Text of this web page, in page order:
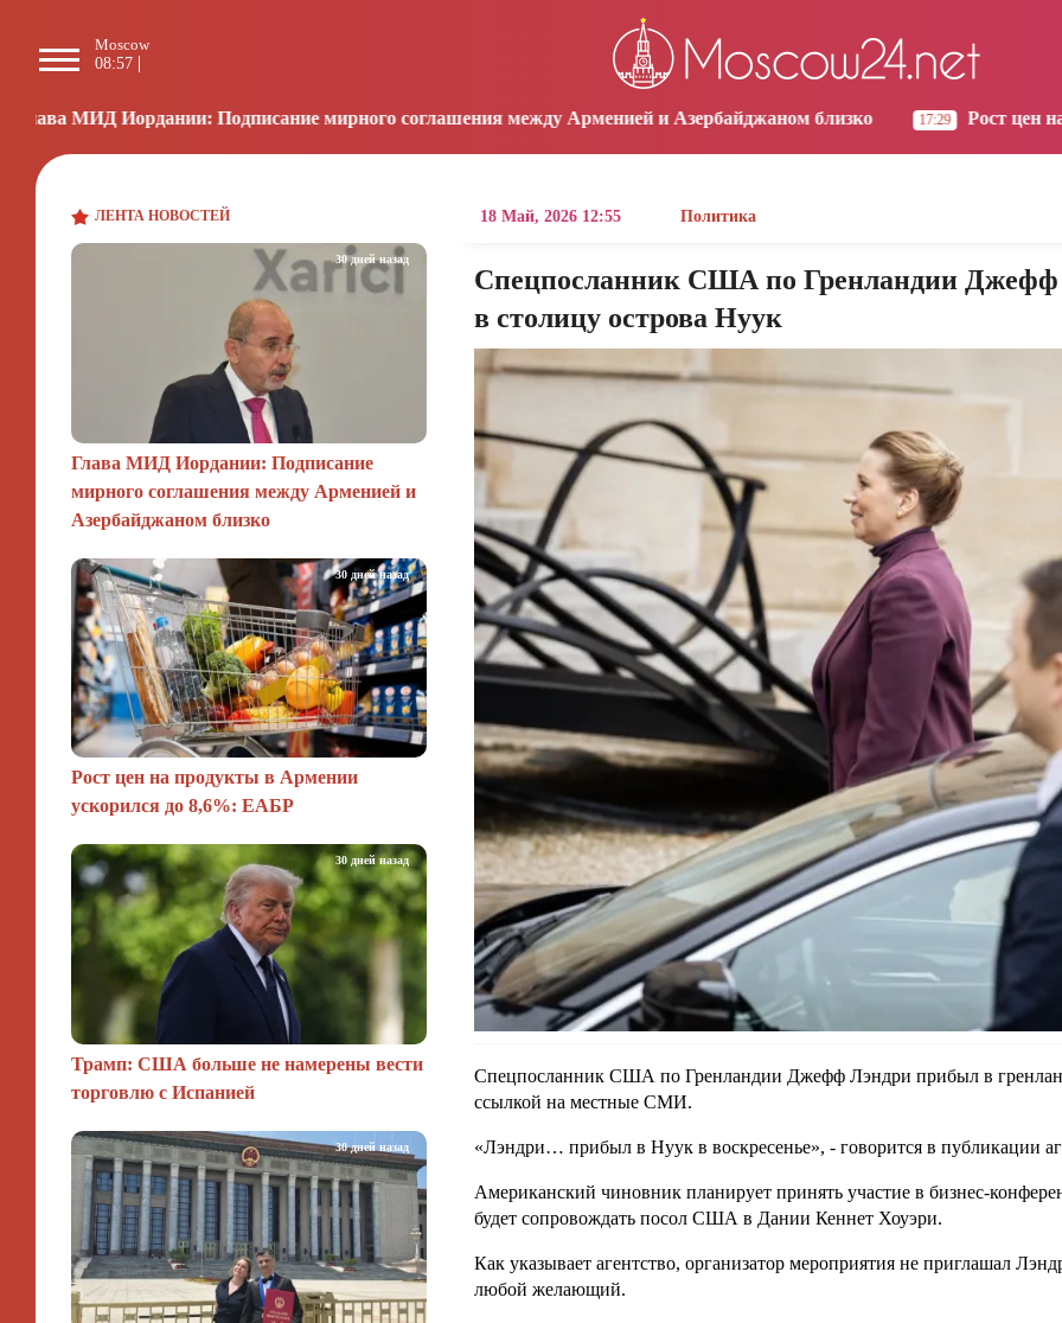
Moscow
08:57
Yerevan
09:57 09:57
Moscow
08:57
Подписание мирного соглашения между Арменией и Азербайджаном близко 17:29 Рост цен на продукты в
ЛЕНТА НОВОСТЕЙ
Глава МИД Иордании: Подписание
мирного соглашения между Арменией и
Азербайджаном близко
30 дней назад
Рост цен на продукты в Армении
ускорился до 8,6%: ЕАБР
30 дней назад
Трамп: США больше не намерены вести
торговлю с Испанией
30 дней назад
30 дней назад
18 Май, 2026 12:55 Политика
Спецпосланник США по Гренландии
в столицу острова Нуук
Спецпосланник США по Гренландии Джефф Лэндри прибыл в
ссылкой на местные СМИ.
«Лэндри… прибыл в Нуук в воскресенье», - говорится в публикации
Американский чиновник планирует принять участие в бизнес-
будет сопровождать посол США в Дании Кеннет Хоуэри.
Как указывает агентство, организатор мероприятия не приглашал
любой желающий.